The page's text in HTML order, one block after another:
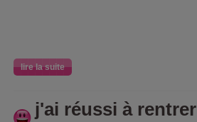
lire la suite
j'ai réussi à